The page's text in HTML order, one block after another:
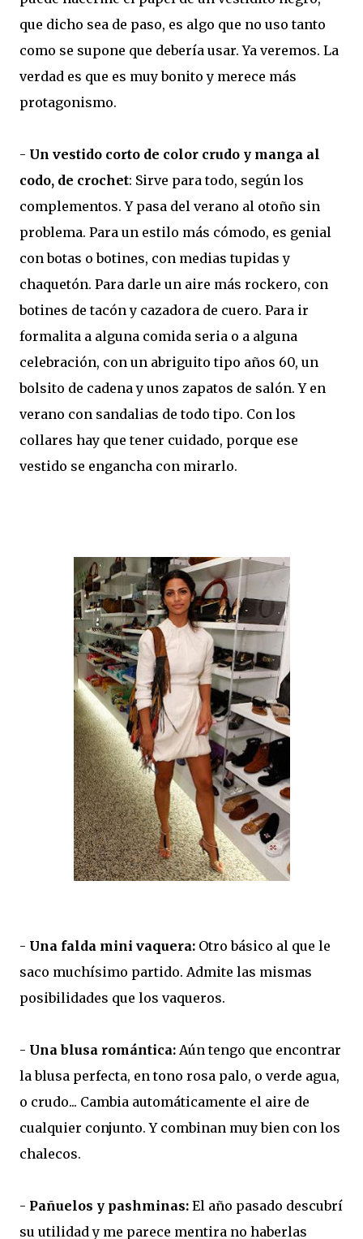
que dicho sea de paso, es algo que no uso tanto
como se supone que debería usar. Ya veremos. La
verdad es que es muy bonito y merece más
protagonismo.
- Un vestido corto de color crudo y manga al
codo, de crochet: Sirve para todo, según los
complementos. Y pasa del verano al otoño sin
problema. Para un estilo más cómodo, es genial
con botas o botines, con medias tupidas y
chaquetón. Para darle un aire más rockero, con
botines de tacón y cazadora de cuero. Para ir
formalita a alguna comida seria o a alguna
celebración, con un abriguito tipo años 60, un
bolsito de cadena y unos zapatos de salón. Y en
verano con sandalias de todo tipo. Con los
collares hay que tener cuidado, porque ese
vestido se engancha con mirarlo.
- Una falda mini vaquera: Otro básico al que le
saco muchísimo partido. Admite las mismas
posibilidades que los vaqueros.
- Una blusa romántica: Aún tengo que encontrar
la blusa perfecta, en tono rosa palo, o verde agua,
o crudo... Cambia automáticamente el aire de
cualquier conjunto. Y combinan muy bien con los
chalecos.
- Pañuelos y pashminas: El año pasado descubrí
su utilidad y me parece mentira no haberlas